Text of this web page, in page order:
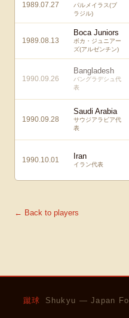
1989.07.27
パルメイラス(ブ
ラジル)
1989.08.13
Boca Juniors
ボカ・ジュニアー
ズ(アルゼンチン)
1990.09.26
Bangladesh
バングラデシュ代
表
1990.09.28
Saudi Arabia
サウジアラビア代
表
1990.10.01 Iran
イラン代表
← Back to players
蹴球 Shukyu — Japan